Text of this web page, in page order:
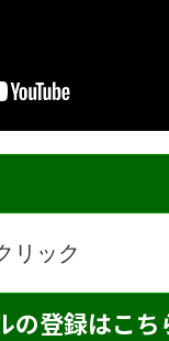
リック
登録はこち